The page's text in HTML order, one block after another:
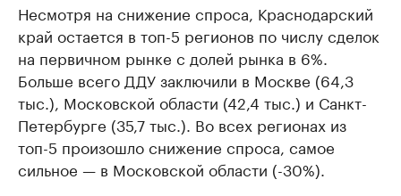
Несмотря на снижение спроса, Краснодарский
край остается в топ-5 регионов по числу сделок
на первичном рынке с долей рынка в 6%.
Больше всего ДДУ заключили в Москве (64,3
тыс.), Московской области (42,4 тыс.) и Санкт-
Петербурге (35,7 тыс.). Во всех регионах из
топ-5 произошло снижение спроса, самое
сильное — в Московской области (-30%).